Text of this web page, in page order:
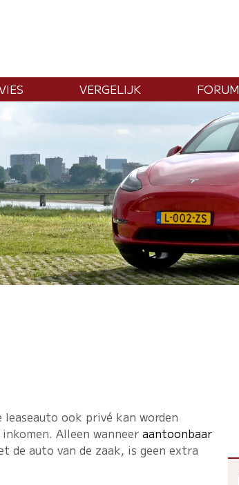
VERGELIJK FORUM
ook privé kan worden
Alleen wanneeraantoonbaar
de auto van de zaak, is geen extra